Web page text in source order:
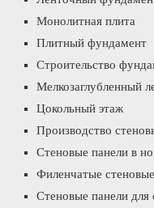
Монолитная плита
Плитный фундамент
Строительство
Мелкозаглубленный
Цокольный этаж
Производство
Стеновые панели в
Филенчатые
Стеновые панели для